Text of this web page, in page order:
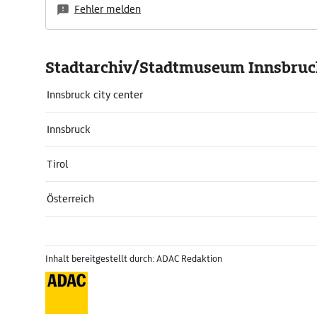
Fehler melden
Stadtarchiv/Stadtmuseum
Innsbruck city center
Innsbruck
Tirol
Österreich
Inhalt bereitgestellt durch: ADAC Redaktion